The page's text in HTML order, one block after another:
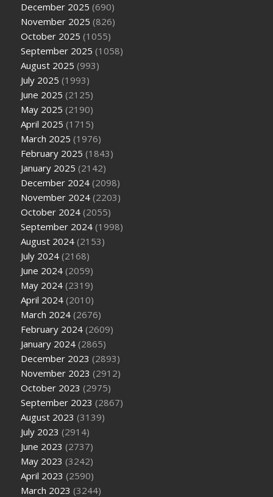
December 2025 (690)
November 2025 (826)
October 2025 (1055)
September 2025 (1058)
August 2025 (993)
July 2025 (1993)
June 2025 (2125)
May 2025 (2190)
April 2025 (1715)
March 2025 (1976)
February 2025 (1843)
January 2025 (2142)
December 2024 (2098)
November 2024 (2203)
October 2024 (2055)
September 2024 (1998)
August 2024 (2153)
July 2024 (2168)
June 2024 (2059)
May 2024 (2319)
April 2024 (2010)
March 2024 (2676)
February 2024 (2609)
January 2024 (2865)
December 2023 (2893)
November 2023 (2912)
October 2023 (2975)
September 2023 (2867)
August 2023 (3139)
July 2023 (2914)
June 2023 (2737)
May 2023 (3242)
April 2023 (2590)
March 2023 (3244)